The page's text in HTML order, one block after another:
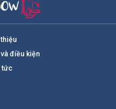
điều kiện
tức